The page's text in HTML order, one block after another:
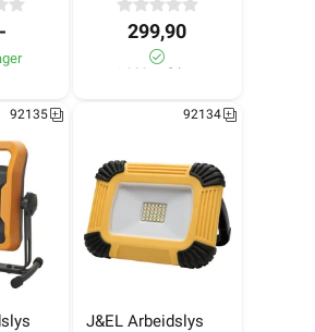
299,90
>1 000+ på lager
92135
J&EL Arbeidslys
92134